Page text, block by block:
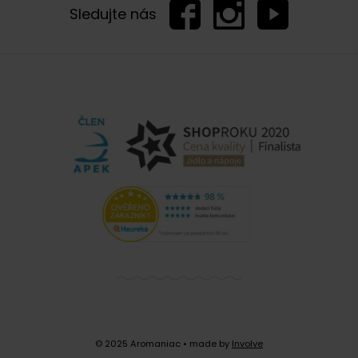
Sledujte nás
© 2025 Aromaniac • made by Involve